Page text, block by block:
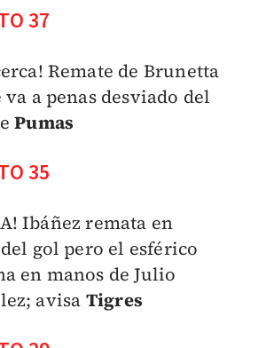
37
Remate de Brunetta
va a penas desviado del
Pumas
35
Ibáñez remata en
gol pero el esférico
en manos de Julio
avisa Tigres